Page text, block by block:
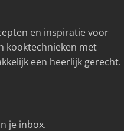
en inspiratie voor
kooktechnieken met
een heerlijk gerecht.
je inbox.